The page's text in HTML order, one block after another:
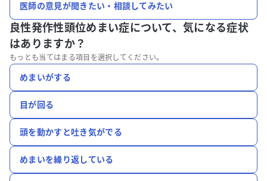
医師の意見が聞きたい・相談してみたい
良性発作性頭位めまい症について、気になる症状
はありますか？
もっとも当てはまる項目を選択してください。
めまいがする
目が回る
頭を動かすと吐き気がでる
めまいを繰り返している